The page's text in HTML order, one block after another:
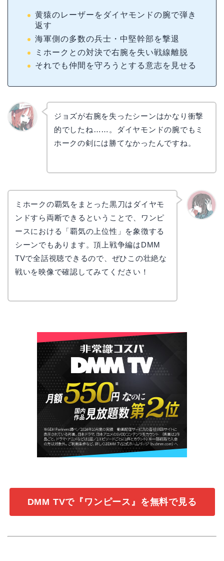
黄猿のレーザーをダイヤモンドの腕で弾き
返す
海軍側の多数の兵士・中堅幹部を撃退
ミホークとの対決で右腕を失い戦線離脱
それでも仲間を守ろうとする意志を見せる
ジョズが右腕を失ったシーンはかなり衝撃
的でしたね……。ダイヤモンドの腕でもミ
ホークの剣には勝てなかったんですね。
ミホークの覇気をまとった黒刀はダイヤモ
ンドすら両断できるということで、ワンピ
ースにおける「覇気の上位性」を象徴する
シーンでもあります。頂上戦争編はDMM
TVで全話視聴できるので、ぜひこの壮絶な
戦いを映像で確認してみてください！
DMM TVで『ワンピース』を無料で見る